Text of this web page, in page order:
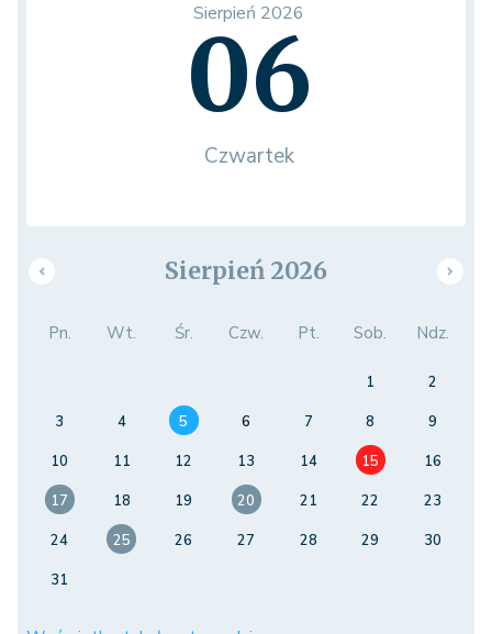
Sierpień 2026
06
Czwartek
Sierpień 2026
Pn. Wt. Śr. Czw. Pt. Sob. Ndz.
1
2
3
4 5 6 7 8
9
10
11 12 13 14 15
16
17
18 19 20 21 22
23
24
25 26 27 28 29
30
31